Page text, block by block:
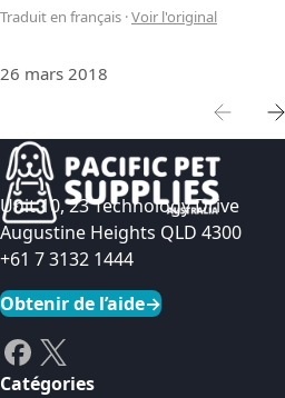
Traduit en français ·Voir l'original
26 mars 2018
Unit 10, 23 Technology Drive
Augustine Heights QLD 4300
+61 7 3132 1444
Obtenir de l’aide→
Catégories